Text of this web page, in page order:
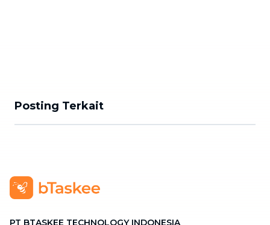
Posting Terkait
PT BTASKEE TECHNOLOGY INDONESIA